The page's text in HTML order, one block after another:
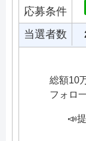
応募条件
当選者数
総額10
フォロ
📣